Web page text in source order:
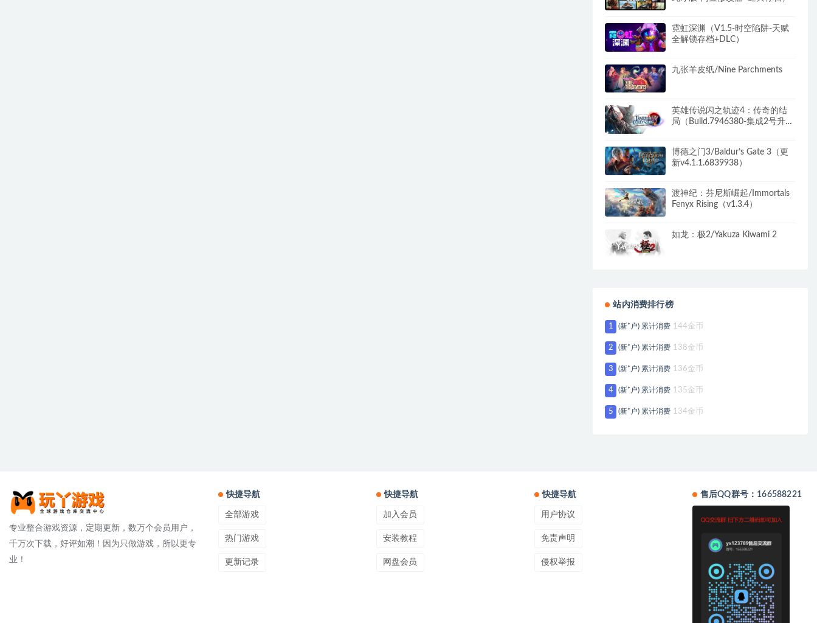
霓虹深渊（V1.5-时空陷阱-天赋
全解锁存档+DLC）
九张羊皮纸/Nine Parchments
英雄传说闪之轨迹4：传奇的结
局（Build.7946380-集成2号升级
博德之门3/Baldur’s Gate 3（更
新v4.1.1.6839938）
渡神纪：芬尼斯崛起/Immortals
Fenyx Rising（v1.3.4）
如龙：极2/Yakuza Kiwami 2
站内消费排行榜
1 (新*户) 累计消费 144金币
2 (新*户) 累计消费 138金币
3 (新*户) 累计消费 136金币
4 (新*户) 累计消费 135金币
5 (新*户) 累计消费 134金币
专业整合游戏资源，定期更新，数万个会员用户，
千万次下载，好评如潮！因为只做游戏，所以更专
业！
快捷导航
全部游戏
热门游戏
更新记录
快捷导航
加入会员
安装教程
网盘会员
快捷导航
用户协议
免责声明
侵权举报
售后QQ群号：166588221